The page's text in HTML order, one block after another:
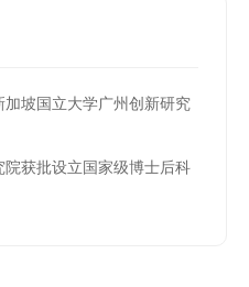
坡国立大学广州创新研究
获批设立国家级博士后科